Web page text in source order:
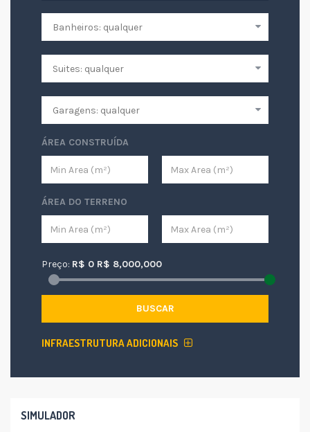
ÁREA CONSTRUÍDA
ÁREA DO TERRENO
Preço: R$ 0 R$ 8,000,000
BUSCAR
INFRAESTRUTURA ADICIONAIS
SIMULADOR